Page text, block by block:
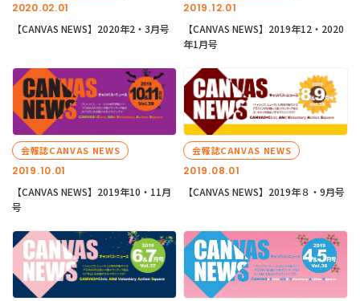
2020.02.01
【CANVAS NEWS】2020年2・3月号
2019.12.01
【CANVAS NEWS】2019年12・2020
年1月号
2019.10.01
会報誌CANVAS NEWS
【CANVAS NEWS】2019年10・11月
号
2019.08.01
会報誌CANVAS NEWS
【CANVAS NEWS】2019年８・9月号